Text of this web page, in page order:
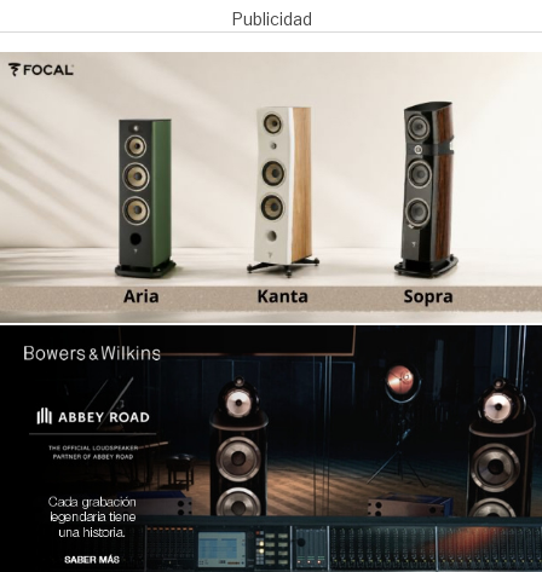
Publicidad